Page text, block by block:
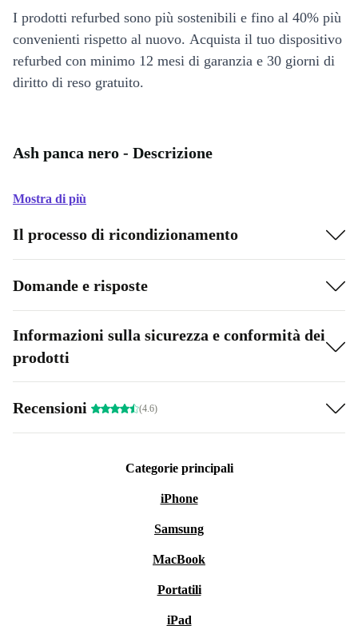
I prodotti refurbed sono più sostenibili e fino al 40% più
convenienti rispetto al nuovo. Acquista il tuo dispositivo
refurbed con minimo 12 mesi di garanzia e 30 giorni di
diritto di reso gratuito.
Ash panca nero - Descrizione
Mostra di più
Il processo di ricondizionamento
Domande e risposte
Informazioni sulla sicurezza e conformità dei
prodotti
Recensioni (4.6)
Categorie principali
iPhone
Samsung
MacBook
Portatili
iPad